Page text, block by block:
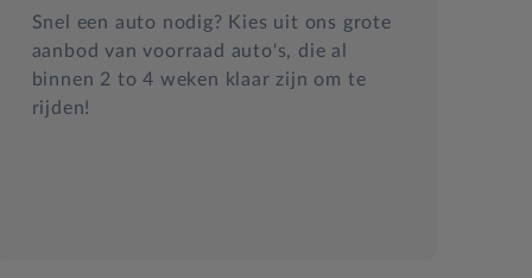
Snel een auto nodig? Kies uit ons grote
aanbod van voorraad auto's, die al
binnen 2 to 4 weken klaar zijn om te
rijden!